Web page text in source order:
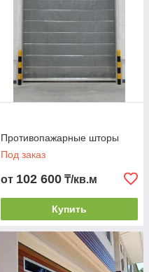
Противопажарные шторы
Под заказ
от 102 600 ₸/кв.м
Купить